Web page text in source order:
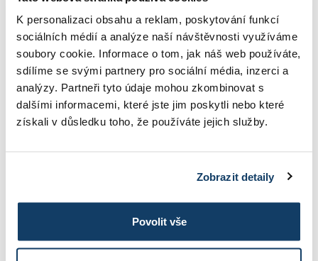
K personalizaci obsahu a reklam, poskytování funkcí
sociálních médií a analýze naší návštěvnosti využíváme
soubory cookie. Informace o tom, jak náš web používáte,
sdílíme se svými partnery pro sociální média, inzerci a
analýzy. Partneři tyto údaje mohou zkombinovat s
dalšími informacemi, které jste jim poskytli nebo které
získali v důsledku toho, že používáte jejich služby.
Zobrazit detaily
Povolit vše
REFERENCES
CONTACT
STUDY INFORMATIONS
PHOTO GALLERY